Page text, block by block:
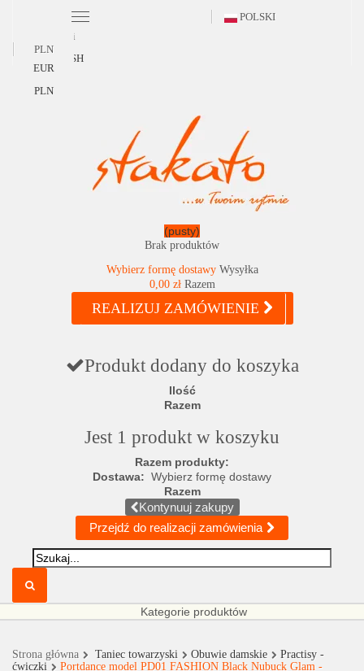
POLSKI
Polski
ENGLISH
PLN
EUR
PLN
(pusty)
Brak produktów
Wybierz formę dostawy Wysyłka
0,00 zł Razem
REALIZUJ ZAMÓWIENIE
Produkt dodany do koszyka
Ilość
Razem
Jest 1 produkt w koszyku
Razem produkty:
Dostawa: Wybierz formę dostawy
Razem
Kontynuuj zakupy
Przejdź do realizacji zamówienia
Kategorie produktów
Strona główna Taniec towarzyski Obuwie damskie
Practisy -
ćwiczki
Portdance model PD01 FASHION Black Nubuck Glam -